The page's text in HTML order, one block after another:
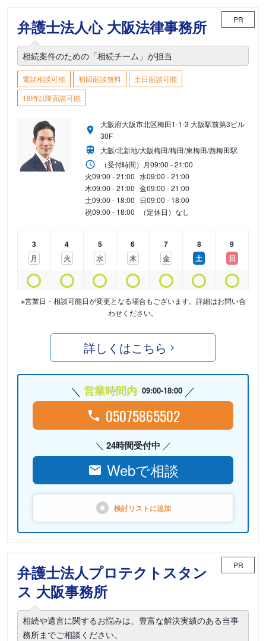
弁護士法人心 大阪法律事務所 PR
相続案件のための「相続チーム」が担当
電話相談可能 初回面談無料
土日面談可能
18時以降面談可能
大阪府大阪市北区梅田1-1-3 大阪駅前第3ビル
30F
大阪/北新地/大阪梅田/梅田/東梅田/西梅田駅
（受付時間） 月09:00 - 21:00
火09:00 - 21:00 水09:00 - 21:00
木09:00 - 21:00 金09:00 - 21:00
土09:00 - 18:00 日09:00 - 18:00
祝09:00 - 18:00 （定休日）なし
3
月
4
火
5
水
6
木
7
金
8
土
9
日
※営業日・相談可能日が変更となる場合もございます。詳細はお問い合
わせください。
詳しくはこちら
営業時間内 09:00-18:00
05075865502
24時間受付中
Webで相談
検討リストに追加
弁護士法人プロテクトスタン
ス 大阪事務所
PR
相続や遺言に関するお悩みは、豊富な解決実績のある当事
務所までご相談ください。